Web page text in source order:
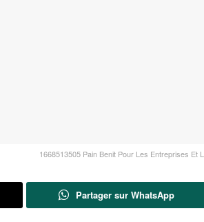
1668513505 Pain Benit Pour Les Entreprises Et
Partager sur WhatsApp